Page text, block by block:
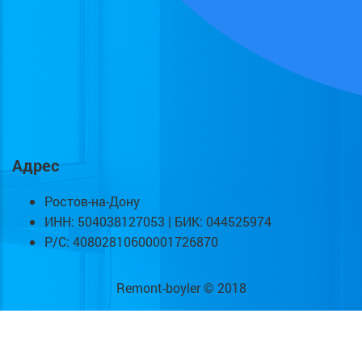
Адрес
Ростов-на-Дону
ИНН: 504038127053 | БИК: 044525974
Р/С: 40802810600001726870
Remont-boyler © 2018